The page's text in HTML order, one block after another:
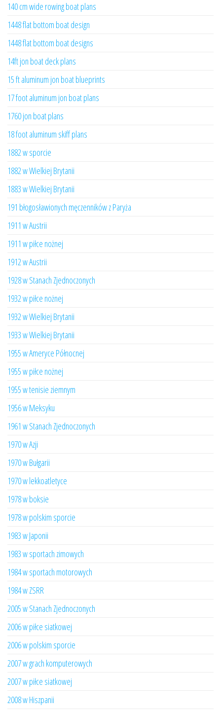
140 cm wide rowing boat plans
1448 flat bottom boat design
1448 flat bottom boat designs
14ft jon boat deck plans
15 ft aluminum jon boat blueprints
17 foot aluminum jon boat plans
1760 jon boat plans
18 foot aluminum skiff plans
1882 w sporcie
1882 w Wielkiej Brytanii
1883 w Wielkiej Brytanii
191 błogosławionych męczenników z Paryża
1911 w Austrii
1911 w piłce nożnej
1912 w Austrii
1928 w Stanach Zjednoczonych
1932 w piłce nożnej
1932 w Wielkiej Brytanii
1933 w Wielkiej Brytanii
1955 w Ameryce Północnej
1955 w piłce nożnej
1955 w tenisie ziemnym
1956 w Meksyku
1961 w Stanach Zjednoczonych
1970 w Azji
1970 w Bułgarii
1970 w lekkoatletyce
1978 w boksie
1978 w polskim sporcie
1983 w Japonii
1983 w sportach zimowych
1984 w sportach motorowych
1984 w ZSRR
2005 w Stanach Zjednoczonych
2006 w piłce siatkowej
2006 w polskim sporcie
2007 w grach komputerowych
2007 w piłce siatkowej
2008 w Hiszpanii